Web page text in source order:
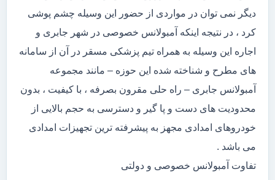
دیگر نمی توان در مواردی از حضور این وسیله چشم پوشی
کرد ، در نتیجه اینکه آمبولانس خصوصی در شهر جابری و
اجاره این وسیله به همراه تیم پزشکی مسقر در آن از سامانه
های مطرح و شناخته شده این حوزه – مانند مجموعه
آمبولانس جابری – راه حلی مقرون بصرفه ، با کیفیت ، بدون
محدودیت های دست و پا گیر و دسترسی به حجم بالایی از
خودروهای امدادی مجهز به پیشرفته ترین تجهیزات امدادی
می باشد .
تفاوت آمبولانس خصوصی و دولتی